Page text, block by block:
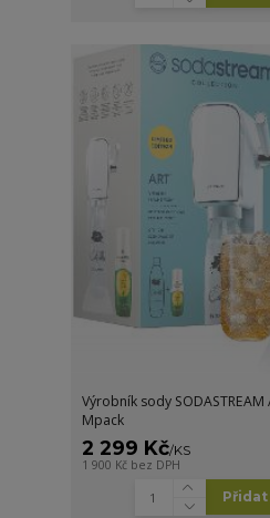
Výrobník sody
Mpack
2 299 Kč/KS
1 900 Kč bez DPH